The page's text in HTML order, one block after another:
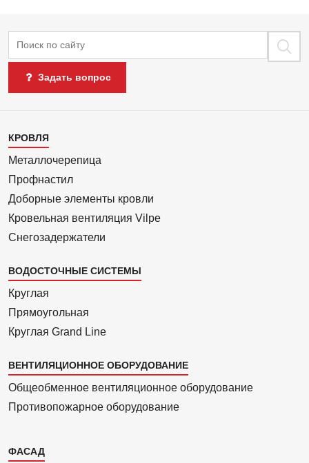
Поиск
Задать вопрос
Каталог
1
КРОВЛЯ
Металлочерепица
Профнастил
Доборные элементы кровли
Кровельная вентиляция Vilpe
Снегозадержатели
ВОДОСТОЧНЫЕ СИСТЕМЫ
Круглая
Прямоуголь­ная
Круглая Grand Line
ВЕНТИЛЯЦИОННОЕ ОБОРУДОВАНИЕ
Общеобменное вентиляционное оборудование
Противопожарное оборудование
Каталог
ФАСАД